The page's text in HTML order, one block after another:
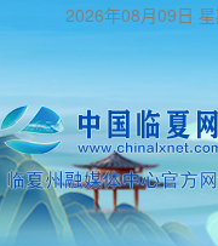
2026年08月09日